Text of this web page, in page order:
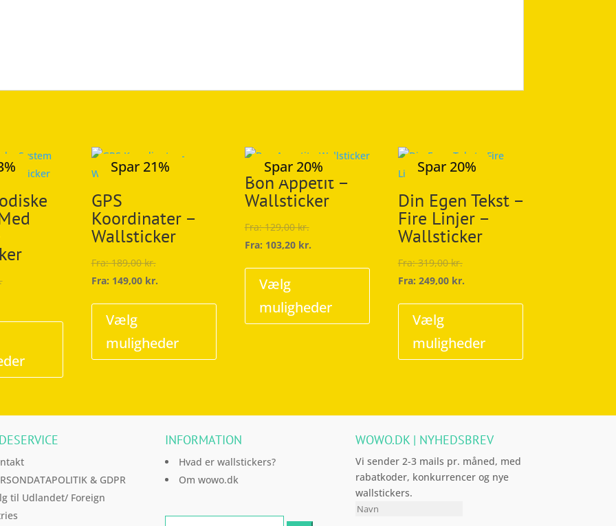
varesiden
Spar 21%
GPS
Koordinater –
Wallsticker
Fra:189,00kr.
Fra: 149,00 kr.
Vælg
muligheder
på
varesiden
Spar 20%
Bon Appetit –
Wallsticker
Fra:129,00kr.
Fra: 103,20 kr.
Vælg
muligheder
Mulighederne
Spar 20%
Din Egen Tekst –
Fire Linjer –
Wallsticker
Fra:319,00kr.
Fra: 249,00 kr.
Vælg
muligheder
& GDPR
til Udlandet/ Foreign
INFORMATION
Hvad er wallstickers?
Om wowo.dk
WOWO.DK | NYHEDSBREV
Vi sender 2-3 mails pr. måned, med
rabatkoder, konkurrencer og nye
wallstickers.